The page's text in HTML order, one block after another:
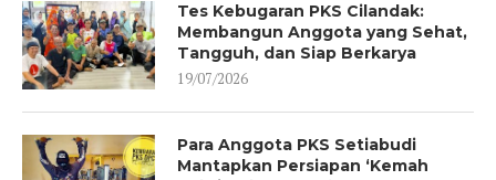
Tes Kebugaran PKS Cilandak:
Membangun Anggota yang Sehat,
Tangguh, dan Siap Berkarya
19/07/2026
Para Anggota PKS Setiabudi
Mantapkan Persiapan ‘Kemah